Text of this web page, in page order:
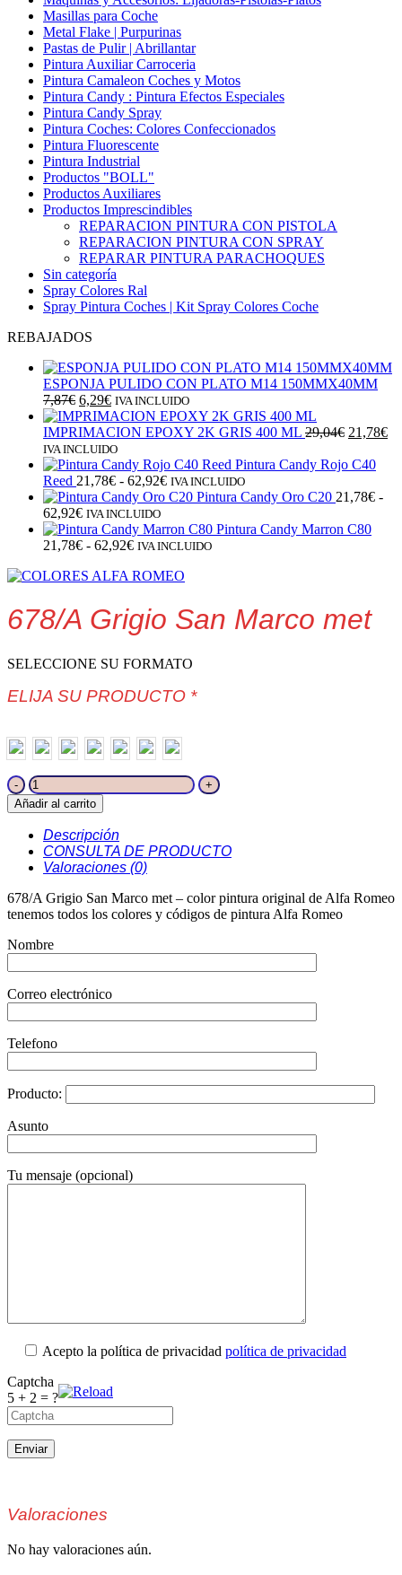
Masillas para Coche
Metal Flake | Purpurinas
Pastas de Pulir | Abrillantar
Pintura Auxiliar Carroceria
Pintura Camaleon Coches y Motos
Pintura Candy : Pintura Efectos Especiales
Pintura Candy Spray
Pintura Coches: Colores Confeccionados
Pintura Fluorescente
Pintura Industrial
Productos "BOLL"
Productos Auxiliares
Productos Imprescindibles
REPARACION PINTURA CON PISTOLA
REPARACION PINTURA CON SPRAY
REPARAR PINTURA PARACHOQUES
Sin categoría
Spray Colores Ral
Spray Pintura Coches | Kit Spray Colores Coche
REBAJADOS
ESPONJA PULIDO CON PLATO M14 150MMX40MM
7,87€ El
precio
original
era:
7,87€.
6,29€El
precio
actual
es:
6,29€.
IVA INCLUIDO
IMPRIMACION EPOXY 2K GRIS 400 ML 29,04€ El
original
29,04€.
21,78€El
IVA INCLUIDO
Pintura Candy Rojo C40
Reed 21,78€ - 62,92€Rango
de
desde
21,78€
62,92€
IVA INCLUIDO
Pintura Candy Oro C20 21,78€ -
62,92€Rango
de
precios:
21,78€
62,92€
IVA INCLUIDO
Pintura Candy Marron C80
21,78€ - 62,92€Rango
precios:
21,78€
hasta
IVA INCLUIDO
678/A Grigio San Marco met
SELECCIONE SU FORMATO
ELIJA SU PRODUCTO *
678/A
Grigio
San
Marco
met
cantidad
Añadir al carrito
Descripción
CONSULTA DE PRODUCTO
Valoraciones (0)
678/A Grigio San Marco met – color pintura original de Alfa Romeo
tenemos todos los colores y códigos de pintura Alfa Romeo
Nombre
Correo electrónico
Telefono
Producto:
Asunto
Tu mensaje (opcional)
Acepto la política de privacidad política de privacidad
Captcha
5 + 2 = ?
Valoraciones
No hay valoraciones aún.